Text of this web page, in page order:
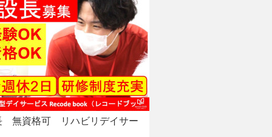
無資格可 リハビリデイサー